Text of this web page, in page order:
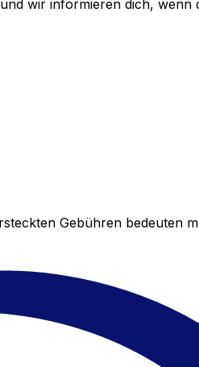
wir informieren dich, wenn
Gebühren bedeuten